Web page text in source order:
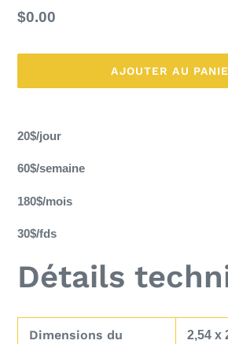
Prix
$0.00
AJOUTER AU
d'un
produit
à
panier
20$/jour
60$/semaine
180$/mois
30$/fds
Détails
Dimensions du
‎2,54 x